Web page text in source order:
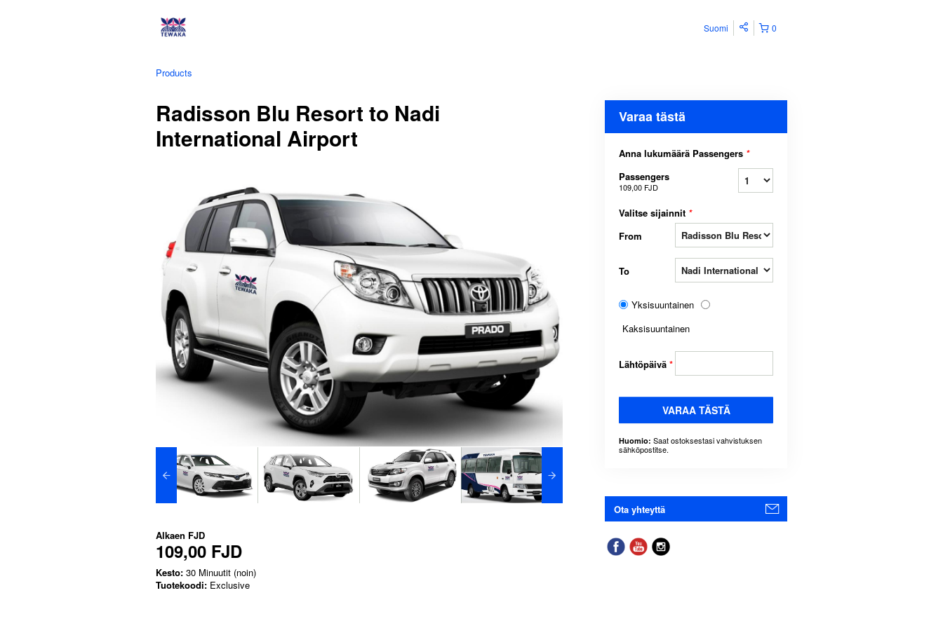
0
Suomi
Products
Radisson Blu Resort to Nadi
International Airport
Alkaen FJD
109,00 FJD
Kesto: 30 Minuutit (noin)
Tuotekoodi: Exclusive
Varaa tästä
Anna lukumäärä Passengers *
Passengers
109,00 FJD
Valitse sijainnit *
From
To
Yksisuuntainen
Kaksisuuntainen
Lähtöpäivä *
VARAA TÄSTÄ
Huomio: Saat ostoksestasi vahvistuksen
sähköpostitse.
Ota yhteyttä